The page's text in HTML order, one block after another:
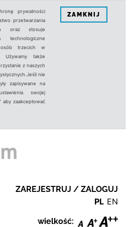
prywatności
przetwarzania
oraz stosuje
technologiczne
osób trzecich w
Używamy także
z naszych
nie
zapisywane na
swojej
aby zaakceptować
ZAMKNIJ
ZAREJESTRUJ / ZALOGUJ
PL EN
wielkość: